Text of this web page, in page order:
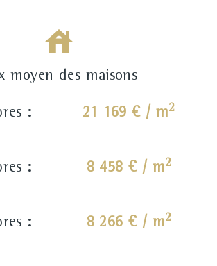
moyen des maisons
: 21 169 € / m2
: 8 458 € / m2
: 8 266 € / m2